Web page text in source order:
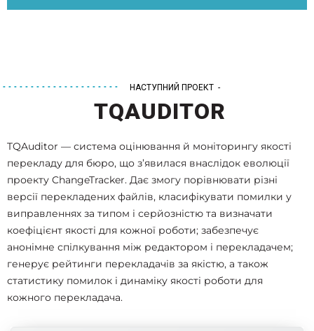
НАСТУПНИЙ ПРОЕКТ -
TQAUDITOR
TQAuditor — система оцінювання й моніторингу якості
перекладу для бюро, що з’явилася внаслідок еволюції
проекту ChangeTracker. Дає змогу порівнювати різні
версії перекладених файлів, класифікувати помилки у
виправленнях за типом і серйозністю та визначати
коефіцієнт якості для кожної роботи; забезпечує
анонімне спілкування між редактором і перекладачем;
генерує рейтинги перекладачів за якістю, а також
статистику помилок і динаміку якості роботи для
кожного перекладача.